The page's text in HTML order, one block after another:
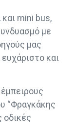
mini bus,
με
μας
και
“Φραγκάκης
οδικές